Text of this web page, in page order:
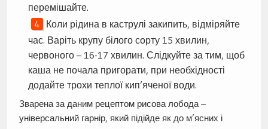
перемішайте.
Коли рідина в каструлі закипить, відміряйте
час. Варіть крупу білого сорту 15 хвилин,
червоного – 16-17 хвилин. Слідкуйте за тим, щоб
каша не почала пригорати, при необхідності
додайте трохи теплої кип’яченої води.
Зварена за даним рецептом рисова лобода –
універсальний гарнір, який підійде як до м’ясних і